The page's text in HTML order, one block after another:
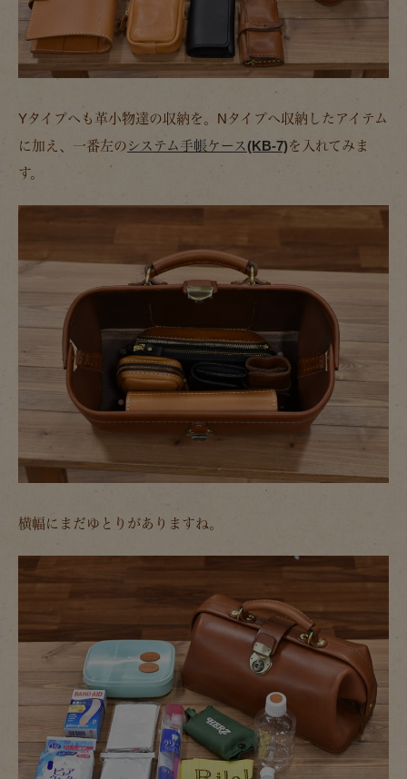
Yタイプへも革小物達の収納を。Nタイプへ収納したアイテム
に加え、一番左のシステム手帳ケース(KB-7)を入れてみま
す。
横幅にまだゆとりがありますね。